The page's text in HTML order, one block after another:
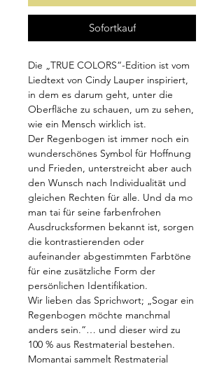
Sofortkauf
Die „TRUE COLORS“-Edition ist vom
Liedtext von Cindy Lauper inspiriert,
in dem es darum geht, unter die
Oberfläche zu schauen, um zu sehen,
wie ein Mensch wirklich ist.
Der Regenbogen ist immer noch ein
wunderschönes Symbol für Hoffnung
und Frieden, unterstreicht aber auch
den Wunsch nach Individualität und
gleichen Rechten für alle. Und da mo
man tai für seine farbenfrohen
Ausdrucksformen bekannt ist, sorgen
die kontrastierenden oder
aufeinander abgestimmten Farbtöne
für eine zusätzliche Form der
persönlichen Identifikation.
Wir lieben das Sprichwort; „Sogar ein
Regenbogen möchte manchmal
anders sein.“… und dieser wird zu
100 % aus Restmaterial bestehen.
Momantai sammelt Restmaterial